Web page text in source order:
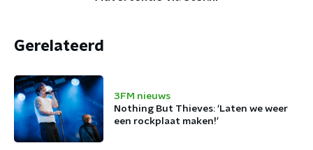
Gerelateerd
3FM nieuws
Nothing But Thieves: ‘Laten we weer
een rockplaat maken!’